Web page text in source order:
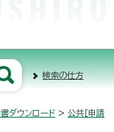
検索の仕方
ダウンロード > 公共［申請